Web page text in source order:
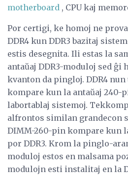
motherboard , CPU kaj
Por certigi, ke homoj ne
DDR4 kun DDR3 bazitaj
estis desegnita. Ili estas la
antaŭaj DDR3-moduloj sed ĝi
kvanton da pingloj. DDR4
kompare kun la antaŭaj 240-
labortablaj sistemoj.
alfrontos similan grandecon
DIMM-260-pin kompare kun
por DDR3. Krom la pinglo-
moduloj estos en malsama
modulojn esti instalitaj en la